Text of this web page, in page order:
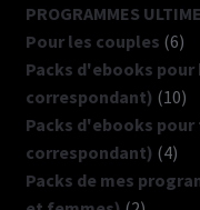
PROGRAMMES
Pour les couples 6
Packs d'ebooks
correspondant) 10
Packs d'ebooks
correspondant) 4
Packs de mes